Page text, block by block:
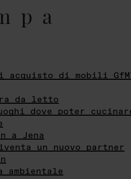
acquisto di mobili
da letto
dove poter
a Jena
un nuovo partner
ambientale